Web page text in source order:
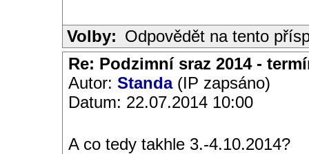
Volby: Odpovědět na tento
Re: Podzimní sraz 2014 -
Autor: Standa(IP zapsáno)
Datum: 22.07.2014 10:00
A co tedy takhle 3.-4.10.2014?